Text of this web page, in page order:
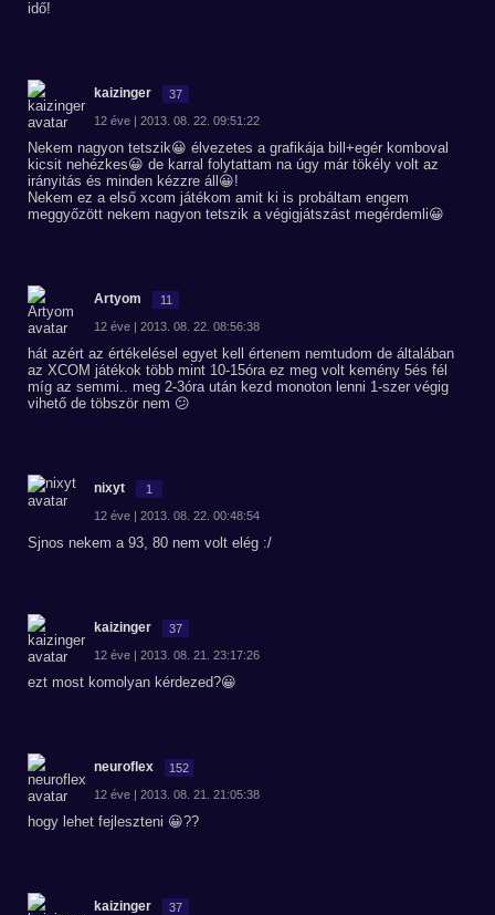
idő!
kaizinger 37
12 éve | 2013. 08. 22. 09:51:22
Nekem nagyon tetszik😀 élvezetes a grafikája bill+egér komboval
kicsit nehézkes😀 de karral folytattam na úgy már tökély volt az
irányitás és minden kézzre áll😀!
Nekem ez a első xcom játékom amit ki is probáltam engem
meggyőzött nekem nagyon tetszik a végigjátszást megérdemli😀
Artyom 11
12 éve | 2013. 08. 22. 08:56:38
hát azért az értékelésel egyet kell értenem nemtudom de általában
az XCOM játékok több mint 10-15óra ez meg volt kemény 5és fél
míg az semmi.. meg 2-3óra után kezd monoton lenni 1-szer végig
vihető de töbször nem 😕
nixyt 1
12 éve | 2013. 08. 22. 00:48:54
Sjnos nekem a 93, 80 nem volt elég :/
kaizinger 37
12 éve | 2013. 08. 21. 23:17:26
ezt most komolyan kérdezed?😀
neuroflex 152
12 éve | 2013. 08. 21. 21:05:38
hogy lehet fejleszteni 😀??
kaizinger 37